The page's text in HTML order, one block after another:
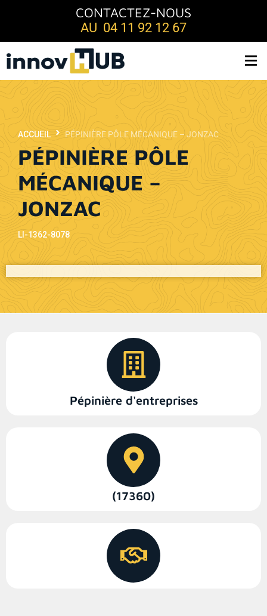
CONTACTEZ-NOUS
AU 04 11 92 12 67
PÉPINIÈRE PÔLE
MÉCANIQUE –
JONZAC
ACCUEIL PÉPINIÈRE PÔLE MÉCANIQUE – JONZAC
LI-1362-8078
Pépinière d'entreprises
(17360)